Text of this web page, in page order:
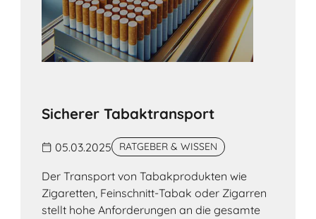
Sicherer Tabaktransport
05.03.2025 RATGEBER & WISSEN
Der Transport von Tabakprodukten wie
Zigaretten, Feinschnitt-Tabak oder Zigarren
stellt hohe Anforderungen an die gesamte